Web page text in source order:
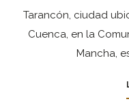
Tarancón, ciudad
Cuenca, en la
Mancha,